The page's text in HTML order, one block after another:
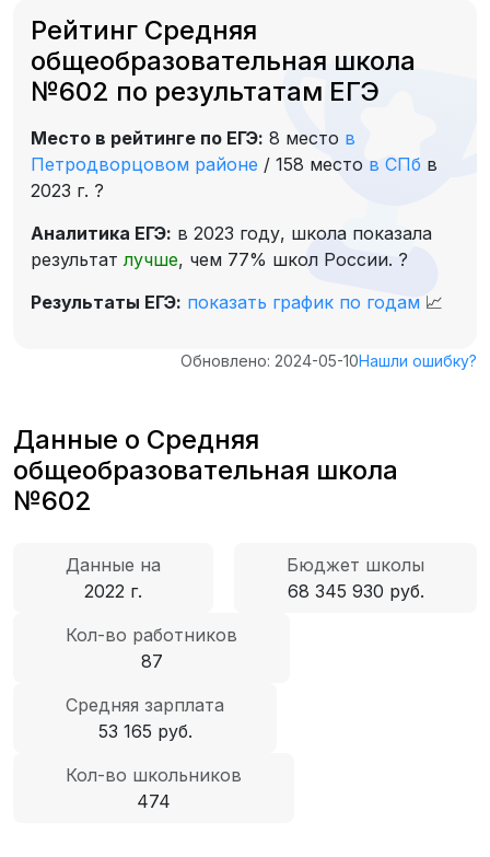
Рейтинг Средняя
общеобразовательная школа
№602 по результатам ЕГЭ
Место в рейтинге по ЕГЭ: 8 место в
Петродворцовом районе / 158 место в СПб в
2023 г. ?
Аналитика ЕГЭ: в 2023 году, школа показала
результатлучше, чем 77% школ России. ?
Результаты ЕГЭ: показать график по годам 📈
Обновлено: 2024-05-10Нашли ошибку?
Данные о Средняя
общеобразовательная школа
№602
Данные на
2022 г.
Бюджет школы
68 345 930 руб.
Кол-во работников
87
Средняя зарплата
53 165 руб.
Кол-во школьников
474